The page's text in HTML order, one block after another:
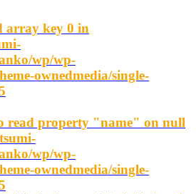
array key 0 in
wp/wp-
ownedmedia/single-
read property "name" on null
wp/wp-
ownedmedia/single-